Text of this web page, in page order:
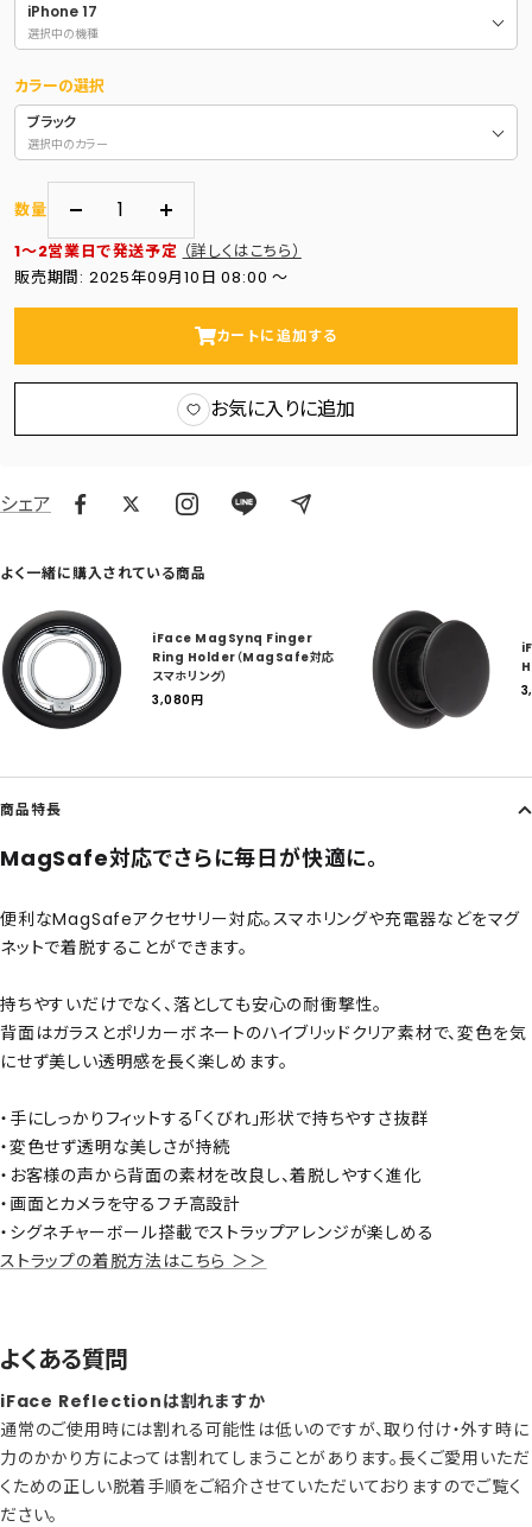
iPhone 17
選択中の機種
カラーの選択
ブラック
選択中のカラー
数量
量
を
す
数
量
を
す
1～2営業日で発送予定 （詳しくはこちら）
販売期間: 2025年09月10日 08:00 〜
カートに追加する
お気に入りに追加
シェア
商品特長
MagSafe対応でさらに毎日が快適に。
便利なMagSafeアクセサリー対応。スマホリングや充電器などをマグ
ネットで着脱することができます。
持ちやすいだけでなく、落としても安心の耐衝撃性。
背面はガラスとポリカーボネートのハイブリッドクリア素材で、変色を気
にせず美しい透明感を長く楽しめます。
・手にしっかりフィットする「くびれ」形状で持ちやすさ抜群
・変色せず透明な美しさが持続
・お客様の声から背面の素材を改良し、着脱しやすく進化
・画面とカメラを守るフチ高設計
・シグネチャーボール搭載でストラップアレンジが楽しめる
ストラップの着脱方法はこちら ＞＞
よくある質問
iFace Reflectionは割れますか
通常のご使用時には割れる可能性は低いのですが、取り付け・外す時に
力のかかり方によっては割れてしまうことがあります。長くご愛用いただ
くための正しい脱着手順をご紹介させていただいておりますのでご覧く
ださい。
よく一緒に購入されている商品
iFace MagSynq Finger
Ring Holder（MagSafe対応
スマホリング）
セ
格
3,080円
セ